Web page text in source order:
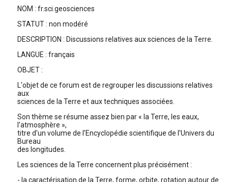
NOM : fr.sci.geosciences
STATUT : non modéré
DESCRIPTION : Discussions relatives aux sciences de la Terre.
LANGUE : français
OBJET :
L'objet de ce forum est de regrouper les discussions relatives
aux
sciences de la Terre et aux techniques associées.
Son thème se résume assez bien par « la Terre, les eaux,
l'atmosphère »,
titre d'un volume de l'Encyclopédie scientifique de l'Univers du
Bureau
des longitudes.
Les sciences de la Terre concernent plus précisément :
- la caractérisation de la Terre, forme, orbite, rotation autour de